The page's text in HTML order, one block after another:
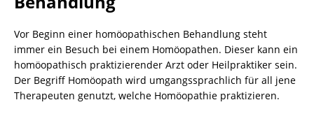
Vor Beginn einer homöopathischen Behandlung steht
immer ein Besuch bei einem Homöopathen. Dieser kann ein
homöopathisch praktizierender Arzt oder Heilpraktiker sein.
Der Begriff Homöopath wird umgangssprachlich für all jene
Therapeuten genutzt, welche Homöopathie praktizieren.